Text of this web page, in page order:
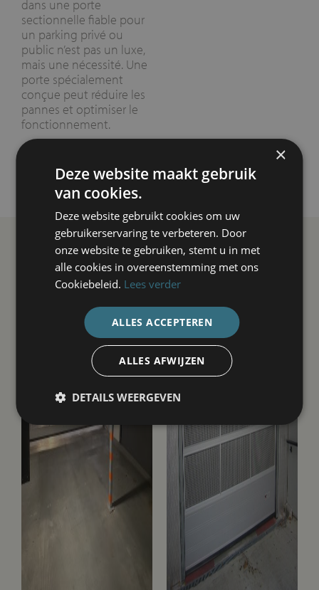
dans une porte
sectionnelle fiable pour
un parking privé ou
public n’est pas un luxe,
mais une nécessité. Une
porte spécialement
conçue peut réduire les
pannes et optimiser le
fonctionnement.
×
Deze website maakt gebruik
van cookies.
Deze website gebruikt cookies om uw
gebruikerservaring te verbeteren. Door
onze website te gebruiken, stemt u in met
alle cookies in overeenstemming met ons
Cookiebeleid. Lees verder
ALLES ACCEPTEREN
ALLES AFWIJZEN
DETAILS WEERGEVEN